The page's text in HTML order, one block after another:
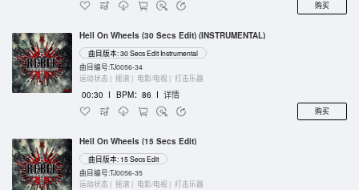
购买
Hell On Wheels (30 Secs Edit) (INSTRUMENTAL)
曲目版本: 30 Secs Edit Instrumental
曲目编号:TJ0056-34
运动状态 | 摇滚 | 电影/电视 | 打击乐器
00:30 I BPM：86 I 详情
购买
Hell On Wheels (15 Secs Edit)
曲目版本: 15 Secs Edit
曲目编号:TJ0056-35
运动状态 | 摇滚 | 电影/电视 | 打击乐器